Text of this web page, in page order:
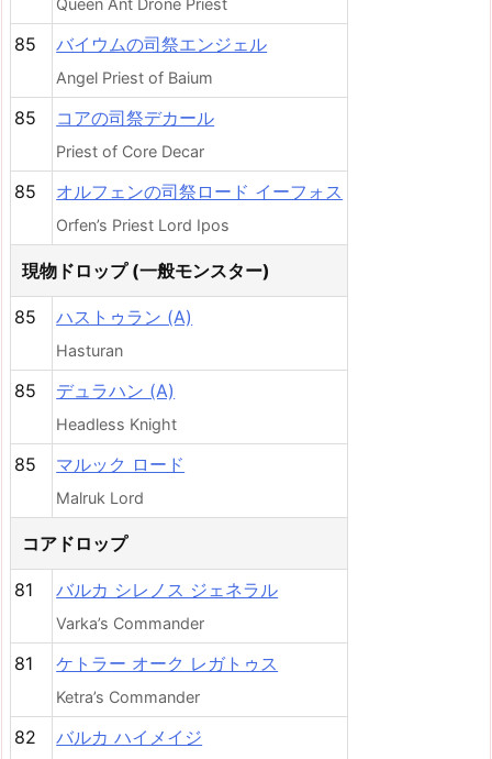
85 バイウムの司祭エンジェル
Angel Priest of Baium
85 コアの司祭デカール
Priest of Core Decar
85 オルフェンの司祭ロード イーフォス
Orfen’s Priest Lord Ipos
現物ドロップ (一般モンスター)
85 ハストゥラン (A)
Hasturan
85 デュラハン (A)
Headless Knight
85 マルック ロード
Malruk Lord
コアドロップ
81 バルカ シレノス ジェネラル
Varka’s Commander
81 ケトラー オーク レガトゥス
Ketra’s Commander
82 バルカ ハイメイジ